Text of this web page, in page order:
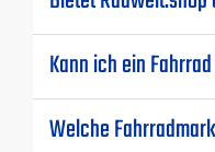
Kann ich ein
Welche